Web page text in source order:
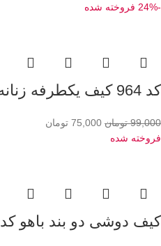
-24%
فروخته شده
کد 964 کیف یکطرفه زنانه جلو دوخت
99,000 تومان 75,000 تومان
فروخته شده
کیف دوشی دو بند باهو کد 3644